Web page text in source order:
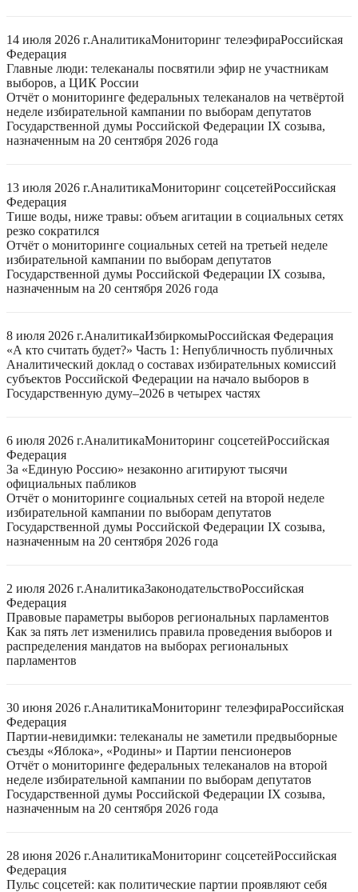
14 июля 2026 г.АналитикаМониторинг телеэфираРоссийская
Федерация
Главные люди: телеканалы посвятили эфир не участникам
выборов, а ЦИК России
Отчёт о мониторинге федеральных телеканалов на четвёртой
неделе избирательной кампании по выборам депутатов
Государственной думы Российской Федерации IX созыва,
назначенным на 20 сентября 2026 года
13 июля 2026 г.АналитикаМониторинг соцсетейРоссийская
Федерация
Тише воды, ниже травы: объем агитации в социальных сетях
резко сократился
Отчёт о мониторинге социальных сетей на третьей неделе
избирательной кампании по выборам депутатов
Государственной думы Российской Федерации IX созыва,
назначенным на 20 сентября 2026 года
8 июля 2026 г.АналитикаИзбиркомыРоссийская Федерация
«А кто считать будет?» Часть 1: Непубличность публичных
Аналитический доклад о составах избирательных комиссий
субъектов Российской Федерации на начало выборов в
Государственную думу–2026 в четырех частях
6 июля 2026 г.АналитикаМониторинг соцсетейРоссийская
Федерация
За «Единую Россию» незаконно агитируют тысячи
официальных пабликов
Отчёт о мониторинге социальных сетей на второй неделе
избирательной кампании по выборам депутатов
Государственной думы Российской Федерации IX созыва,
назначенным на 20 сентября 2026 года
2 июля 2026 г.АналитикаЗаконодательствоРоссийская
Федерация
Правовые параметры выборов региональных парламентов
Как за пять лет изменились правила проведения выборов и
распределения мандатов на выборах региональных
парламентов
30 июня 2026 г.АналитикаМониторинг телеэфираРоссийская
Федерация
Партии-невидимки: телеканалы не заметили предвыборные
съезды «Яблока», «Родины» и Партии пенсионеров
Отчёт о мониторинге федеральных телеканалов на второй
неделе избирательной кампании по выборам депутатов
Государственной думы Российской Федерации IX созыва,
назначенным на 20 сентября 2026 года
28 июня 2026 г.АналитикаМониторинг соцсетейРоссийская
Федерация
Пульс соцсетей: как политические партии проявляют себя